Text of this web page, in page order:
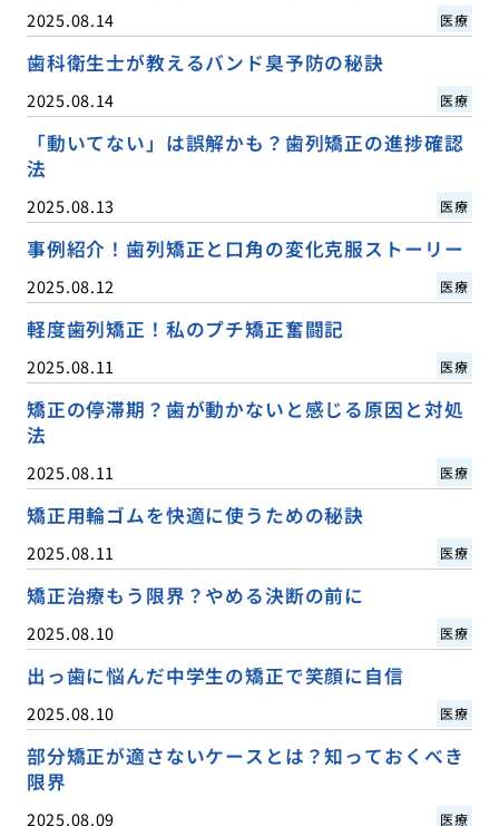
2025.08.14 医療
歯科衛生士が教えるバンド臭予防の秘訣
2025.08.14 医療
「動いてない」は誤解かも？歯列矯正の進捗確認
法
2025.08.13 医療
事例紹介！歯列矯正と口角の変化克服ストーリー
2025.08.12 医療
軽度歯列矯正！私のプチ矯正奮闘記
2025.08.11 医療
矯正の停滞期？歯が動かないと感じる原因と対処
法
2025.08.11 医療
矯正用輪ゴムを快適に使うための秘訣
2025.08.11 医療
矯正治療もう限界？やめる決断の前に
2025.08.10 医療
出っ歯に悩んだ中学生の矯正で笑顔に自信
2025.08.10 医療
部分矯正が適さないケースとは？知っておくべき
限界
2025.08.09 医療